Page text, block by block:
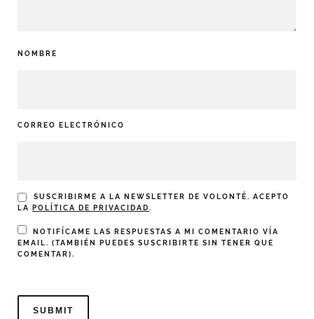
NOMBRE
CORREO ELECTRÓNICO
SUSCRIBIRME A LA NEWSLETTER DE VOLONTÉ. ACEPTO
LA
POLÍTICA DE PRIVACIDAD.
NOTIFÍCAME LAS RESPUESTAS A MI COMENTARIO VÍA
EMAIL. (TAMBIÉN PUEDES SUSCRIBIRTE SIN TENER QUE
COMENTAR).